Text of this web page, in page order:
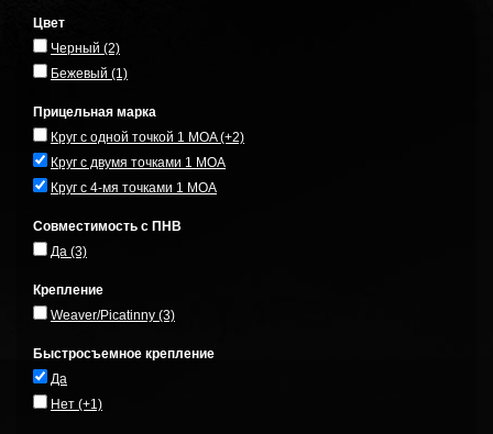
Цвет
Черный (2)
Бежевый (1)
Прицельная марка
Круг с одной точкой 1 MOA(+2)
Круг с двумя точками 1 MOA
Круг с 4-мя точками 1 MOA
Совместимость с ПНВ
Да (3)
Крепление
Weaver/Picatinny (3)
Быстросъемное крепление
Да
Нет (+1)